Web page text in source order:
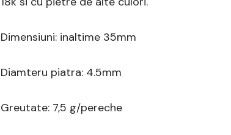
Dimensiuni: inaltime 35mm
Diamteru piatra: 4.5mm
Greutate: 7,5 g/pereche